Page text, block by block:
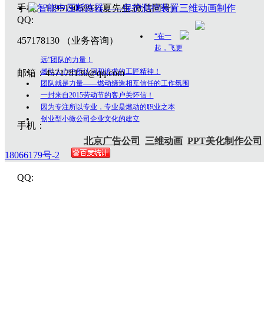
手机：13951905893 (夏先生,微信同号)
QQ:
457178130 （业务咨询）
邮箱：457178130@qq.com
手机：
QQ:
“在一
起，飞更
远”团队的力量！
燃动人心中所认同和追求的工匠精神！
团队就是力量——燃动缔造相互信任的工作氛围
一封来自2015劳动节的客户关怀信！
因为专注所以专业，专业是燃动的职业之本
创业型小微公司企业文化的建立
北京广告公司 三维动画 PPT美化制作公司
18066179号-2